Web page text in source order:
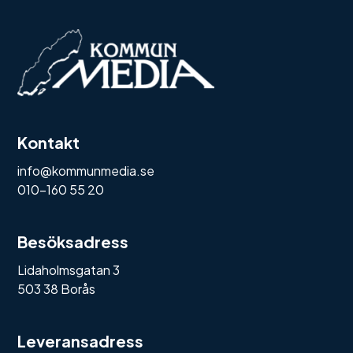
Kontakt
info@kommunmedia.se
010-160 55 20
Besöksadress
Lidaholmsgatan 3
503 38 Borås
Leveransadress